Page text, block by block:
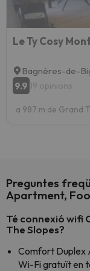
Le Ty Cosy
Bagnères-de-
9.9 19 opinions
a 987 m de Grand
Preguntes
Apartment,
Té connexió wifi
The Slopes?
Comfort Duplex
Wi-Fi gratuït en